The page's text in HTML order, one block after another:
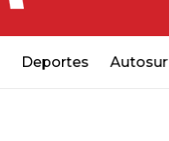
Deportes Autosur